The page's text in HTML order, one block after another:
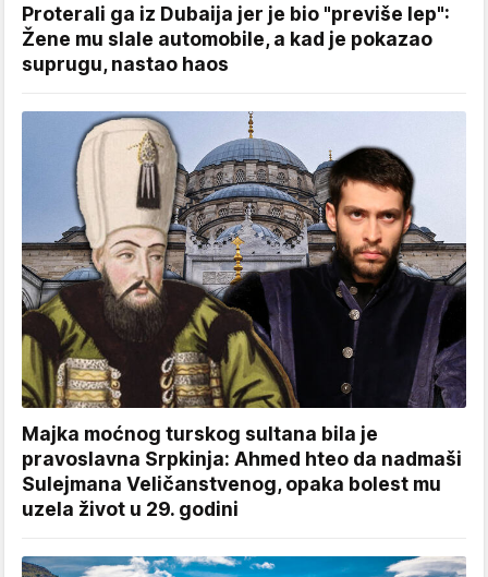
Proterali ga iz Dubaija jer je bio "previše lep":
Žene mu slale automobile, a kad je pokazao
suprugu, nastao haos
Majka moćnog turskog sultana bila je
pravoslavna Srpkinja: Ahmed hteo da nadmaši
Sulejmana Veličanstvenog, opaka bolest mu
uzela život u 29. godini